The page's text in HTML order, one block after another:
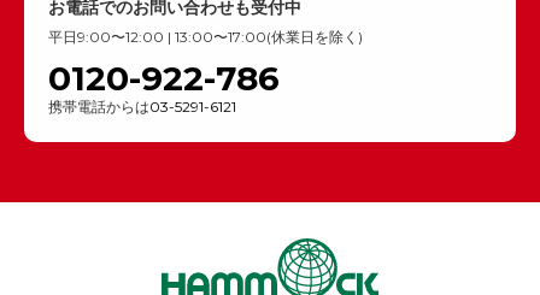
お電話でのお問い合わせも受付中
平日9:00〜12:00 | 13:00〜17:00(休業日を除く)
0120-922-786
携帯電話からは03-5291-6121